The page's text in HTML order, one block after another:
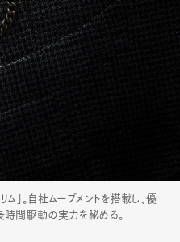
ム」。自社ムーブメントを搭載し、優
時間駆動の実力を秘める。